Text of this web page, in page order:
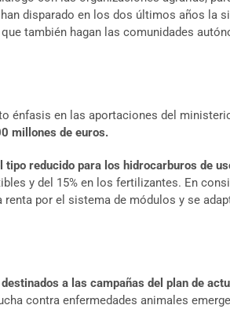
disparado en los dos últimos años la
también hagan las comunidades
énfasis en las aportaciones del
millones de euros.
tipo reducido para los hidrocarburos de
y del 15% en los fertilizantes. En
por el sistema de módulos y se
a las campañas del plan de
contra enfermedades animales